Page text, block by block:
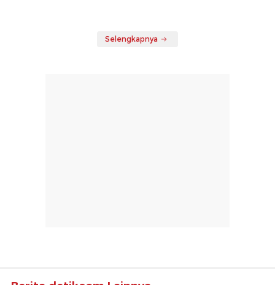
Selengkapnya